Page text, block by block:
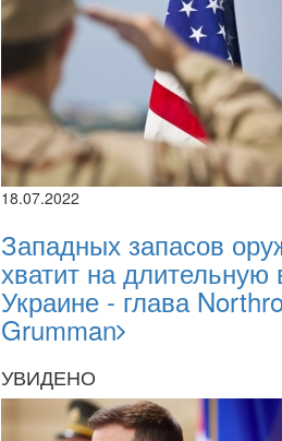
18.07.2022
Западных запасов
хватит на длительную
Украине - глава
Grumman
УВИДЕНО